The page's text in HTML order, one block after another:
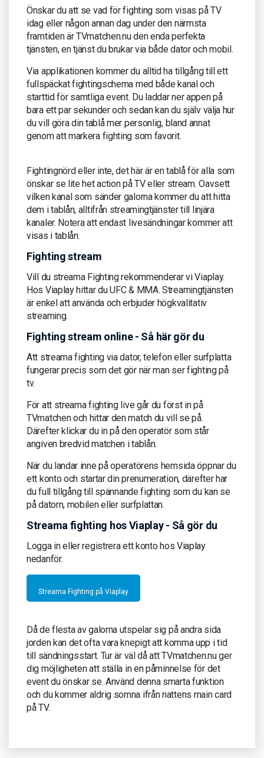
Önskar du att se vad för fighting som visas på TV
idag eller någon annan dag under den närmsta
framtiden är TVmatchen.nu den enda perfekta
tjänsten, en tjänst du brukar via både dator och mobil.
Via applikationen kommer du alltid ha tillgång till ett
fullspäckat fightingschema med både kanal och
starttid för samtliga event. Du laddar ner appen på
bara ett par sekunder och sedan kan du själv välja hur
du vill göra din tablå mer personlig, bland annat
genom att markera fighting som favorit.
Fightingnörd eller inte, det här är en tablå för alla som
önskar se lite het action på TV eller stream. Oavsett
vilken kanal som sänder galorna kommer du att hitta
dem i tablån, alltifrån streamingtjänster till linjära
kanaler. Notera att endast livesändningar kommer att
visas i tablån.
Fighting stream
Vill du streama Fighting rekommenderar vi Viaplay.
Hos Viaplay hittar du UFC & MMA. Streamingtjänsten
är enkel att använda och erbjuder högkvalitativ
streaming.
Fighting stream online - Så här gör du
Att streama fighting via dator, telefon eller surfplatta
fungerar precis som det gör när man ser fighting på
tv.
För att streama fighting live går du först in på
TVmatchen och hittar den match du vill se på.
Därefter klickar du in på den operatör som står
angiven bredvid matchen i tablån.
När du landar inne på operatörens hemsida öppnar du
ett konto och startar din prenumeration, därefter har
du full tillgång till spännande fighting som du kan se
på datorn, mobilen eller surfplattan.
Streama fighting hos Viaplay - Så gör du
Logga in eller registrera ett konto hos Viaplay
nedanför.
Streama Fighting på Viaplay
Då de flesta av galorna utspelar sig på andra sida
jorden kan det ofta vara knepigt att komma upp i tid
till sändningsstart. Tur är väl då att TVmatchen.nu ger
dig möjligheten att ställa in en påminnelse för det
event du önskar se. Använd denna smarta funktion
och du kommer aldrig somna ifrån nattens main card
på TV.